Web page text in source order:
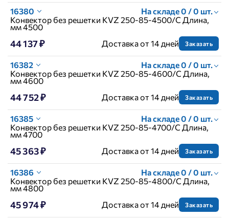
16380
На складе 0 / 0 шт.
Конвектор без решетки KVZ 250-85-4500/C Длина,
мм 4500
44 137 ₽ Доставка от 14 дней Заказать
16382
На складе 0 / 0 шт.
Конвектор без решетки KVZ 250-85-4600/C Длина,
мм 4600
44 752 ₽ Доставка от 14 дней Заказать
16385
На складе 0 / 0 шт.
Конвектор без решетки KVZ 250-85-4700/C Длина,
мм 4700
45 363 ₽ Доставка от 14 дней Заказать
16386
На складе 0 / 0 шт.
Конвектор без решетки KVZ 250-85-4800/C Длина,
мм 4800
45 974 ₽ Доставка от 14 дней Заказать